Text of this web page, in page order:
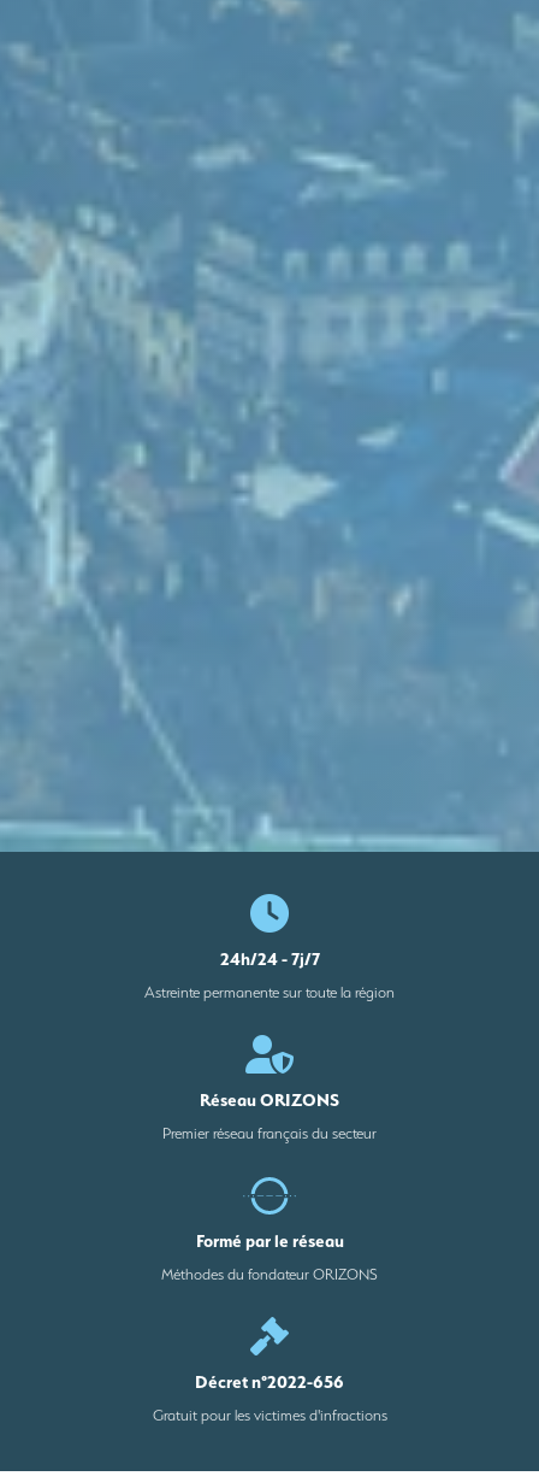
24h/24 - 7j/7
Astreinte permanente sur toute la région
Réseau ORIZONS
Premier réseau français du secteur
Formé par le réseau
Méthodes du fondateur ORIZONS
Décret n°2022-656
Gratuit pour les victimes d'infractions